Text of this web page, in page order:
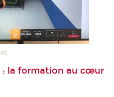
la formation au cœur